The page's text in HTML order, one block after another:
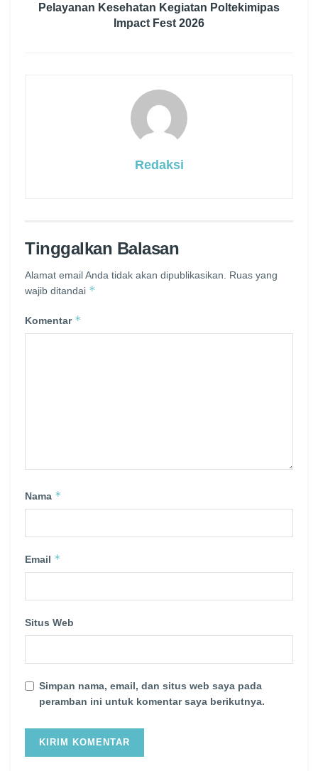
Pelayanan Kesehatan Kegiatan Poltekimipas
Impact Fest 2026
Redaksi
Tinggalkan Balasan
Alamat email Anda tidak akan dipublikasikan.
Ruas yang
wajib ditandai *
Komentar *
Nama *
Email *
Situs Web
Simpan nama, email, dan situs web saya pada
peramban ini untuk komentar saya berikutnya.